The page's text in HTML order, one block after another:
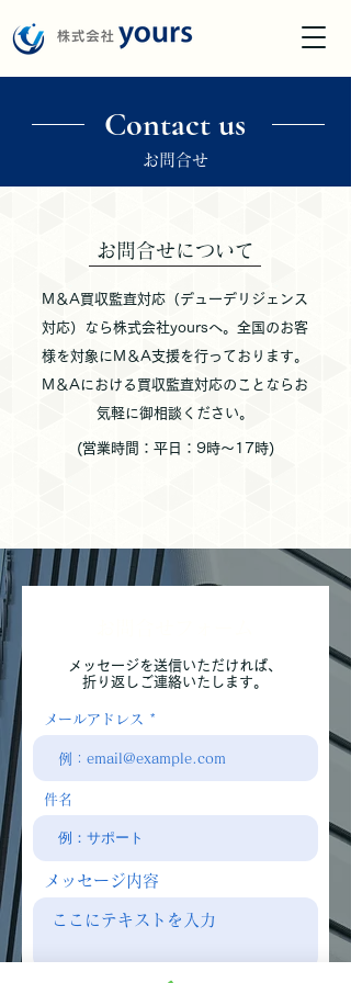
​Contact us
​お問合せ
お問合せについて
M＆A買収監査対応 （デューデリジェンス
対応）なら株式会社yoursへ。 全国のお客
様を対象にM＆A支援を行っております。
M＆Aにおける買収監査対応のことならお
気軽に御相談ください。
(営業時間：平日：9時～17時)
メッセージを送信いただければ、
折り返しご連絡いたします。
メールアドレス
件名
メッセージ内容